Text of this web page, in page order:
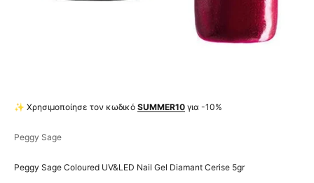
✨ Χρησιμοποίησε τον κωδικό SUMMER10 για -10%
Peggy Sage
Peggy Sage Coloured UV&LED Nail Gel Diamant Cerise 5gr